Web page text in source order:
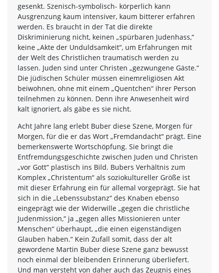
gesenkt. Szenisch-symbolisch- körperlich kann
Ausgrenzung kaum intensiver, kaum bitterer erfahren
werden. Es braucht in der Tat die direkte
Diskriminierung nicht, keinen „spürbaren Judenhass,“
keine „Akte der Unduldsamkeit“, um Erfahrungen mit
der Welt des Christlichen traumatisch werden zu
lassen. Juden sind unter Christen „gezwungene Gäste.“
Die jüdischen Schüler müssen einemreligiösen Akt
beiwohnen, ohne mit einem „Quentchen“ ihrer Person
teilnehmen zu können. Denn ihre Anwesenheit wird
kalt ignoriert, als gäbe es sie nicht.
Acht Jahre lang erlebt Buber diese Szene, Morgen für
Morgen, für die er das Wort „Fremdandacht“ prägt. Eine
bemerkenswerte Wortschöpfung. Sie bringt die
Entfremdungsgeschichte zwischen Juden und Christen
„vor Gott“ plastisch ins Bild. Bubers Verhältnis zum
Komplex „Christentum“ als soziokultureller Größe ist
mit dieser Erfahrung ein für allemal vorgeprägt. Sie hat
sich in die „Lebenssubstanz“ des Knaben ebenso
eingeprägt wie der Widerwille „gegen die christliche
Judenmission,“ ja „gegen alles Missionieren unter
Menschen“ überhaupt, „die einen eigenständigen
Glauben haben.“ Kein Zufall somit, dass der alt
gewordene Martin Buber diese Szene ganz bewusst
noch einmal der bleibenden Erinnerung überliefert.
Und man versteht von daher auch das Zeugnis eines